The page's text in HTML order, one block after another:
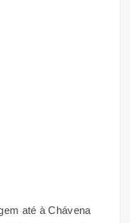
até à Chávena